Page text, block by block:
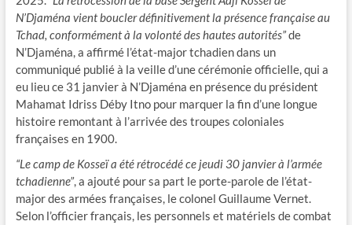
N’Djaména vient boucler définitivement la présence française au
Tchad, conformément à la volonté des hautes autorités”de
N’Djaména, a affirmé l’état-major tchadien dans un
communiqué publié à la veille d’une cérémonie officielle, qui a
eu lieu ce 31 janvier à N’Djaména en présence du président
Mahamat Idriss Déby Itno pour marquer la fin d’une longue
histoire remontant à l’arrivée des troupes coloniales
françaises en 1900.
“Le camp de Kosseï a été rétrocédé ce jeudi 30 janvier à l’armée
tchadienne”, a ajouté pour sa part le porte-parole de l’état-
major des armées françaises, le colonel Guillaume Vernet.
Selon l’officier français, les personnels et matériels de combat